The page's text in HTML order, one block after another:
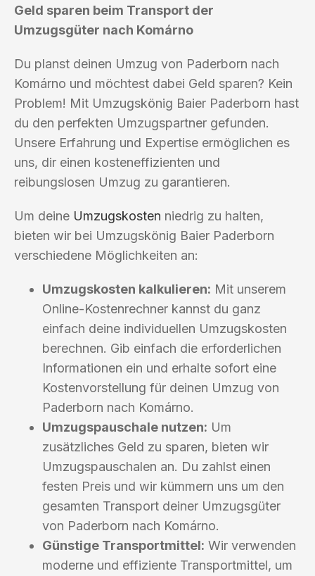
Geld sparen beim Transport der
Umzugsgüter nach Komárno
Du planst deinen Umzug von Paderborn nach
Komárno und möchtest dabei Geld sparen? Kein
Problem! Mit Umzugskönig Baier Paderborn hast
du den perfekten Umzugspartner gefunden.
Unsere Erfahrung und Expertise ermöglichen es
uns, dir einen kosteneffizienten und
reibungslosen Umzug zu garantieren.
Um deine Umzugskosten niedrig zu halten,
bieten wir bei Umzugskönig Baier Paderborn
verschiedene Möglichkeiten an:
Umzugskosten kalkulieren: Mit unserem
Online-Kostenrechner kannst du ganz
einfach deine individuellen Umzugskosten
berechnen. Gib einfach die erforderlichen
Informationen ein und erhalte sofort eine
Kostenvorstellung für deinen Umzug von
Paderborn nach Komárno.
Umzugspauschale nutzen: Um
zusätzliches Geld zu sparen, bieten wir
Umzugspauschalen an. Du zahlst einen
festen Preis und wir kümmern uns um den
gesamten Transport deiner Umzugsgüter
von Paderborn nach Komárno.
Günstige Transportmittel: Wir verwenden
moderne und effiziente Transportmittel, um